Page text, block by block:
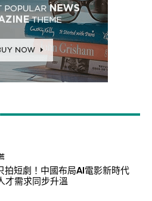
拍短劇！中國布局AI電影新時代
才需求同步升溫